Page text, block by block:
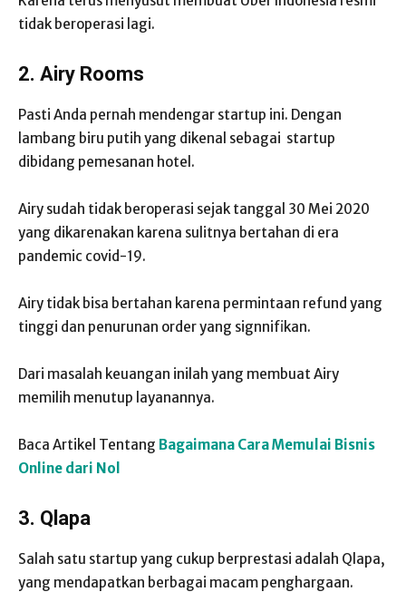
tidak beroperasi lagi.
2. Airy Rooms
Pasti Anda pernah mendengar startup ini. Dengan
lambang biru putih yang dikenal sebagai startup
dibidang pemesanan hotel.
Airy sudah tidak beroperasi sejak tanggal 30 Mei 2020
yang dikarenakan karena sulitnya bertahan di era
pandemic covid-19.
Airy tidak bisa bertahan karena permintaan refund yang
tinggi dan penurunan order yang signnifikan.
Dari masalah keuangan inilah yang membuat Airy
memilih menutup layanannya.
Baca Artikel Tentang Bagaimana Cara Memulai Bisnis
Online dari Nol
3. Qlapa
Salah satu startup yang cukup berprestasi adalah Qlapa,
yang mendapatkan berbagai macam penghargaan.